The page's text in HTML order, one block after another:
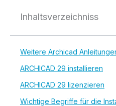
Inhaltsverzeichniss
Weitere Archicad
ARCHICAD 29 installieren
ARCHICAD 29 lizenzieren
Wichtige Begriffe für die